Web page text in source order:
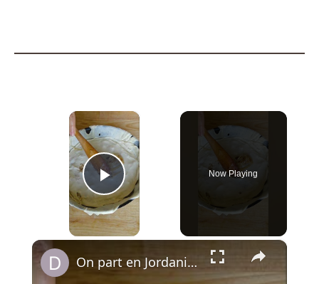
×
Play Video
Now Playing
×
On part en Jordanie avec El Makmoura, un grand plat de fête en couches de pâte maison